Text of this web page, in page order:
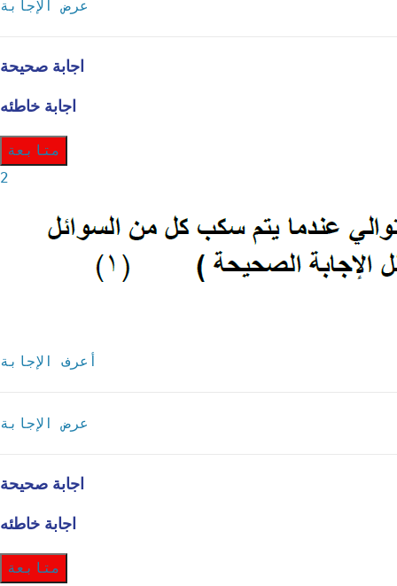
عرض الإجابة
اجابة صحيحة
اجابة خاطئه
متابعة
2
أعرف الإجابة
عرض الإجابة
اجابة صحيحة
اجابة خاطئه
متابعة